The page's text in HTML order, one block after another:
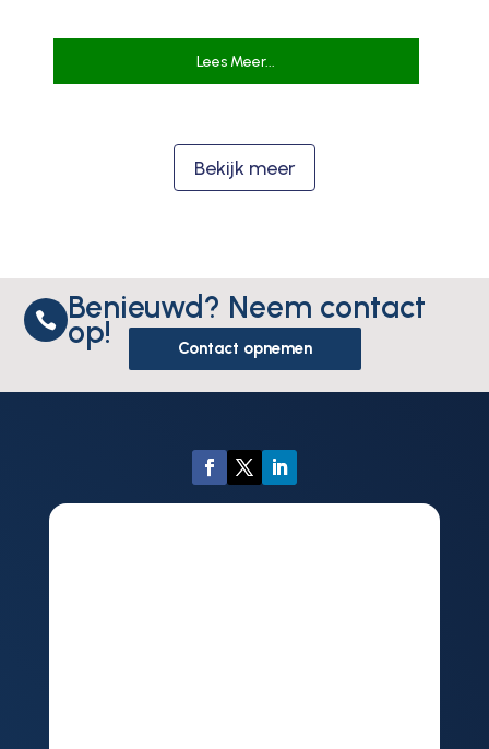
Lees Meer...
Bekijk meer
 Benieuwd? Neem contact
op! Contact opnemen